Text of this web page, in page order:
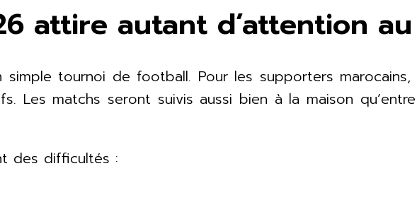
attire autant d’attention
tournoi de football. Pour les supporters marocains,
Les matchs seront suivis aussi bien à la maison
des difficultés :